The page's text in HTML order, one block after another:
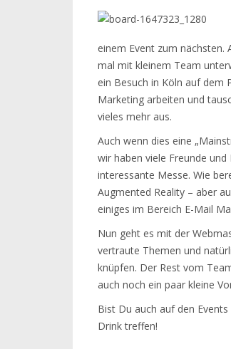
einem Event zum
mal mit kleinem Team
ein Besuch in Köln auf dem
Marketing arbeiten und
vieles mehr aus.
Auch wenn dies eine
wir haben viele Freunde
interessante Messe. Wie
Augmented Reality – aber
einiges im Bereich E-Mail
Nun geht es mit der
vertraute Themen und
knüpfen. Der Rest vom
auch noch ein paar kleine
Bist Du auch auf den
Drink treffen!